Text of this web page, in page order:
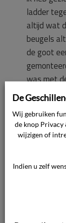
ladder
altijd wat
beugels
de goot
was met
De door de
voorzover
gebruikt
plaats van
tussen
De
Wij gebruiken
de knop
wijzigen of
Indien u zelf